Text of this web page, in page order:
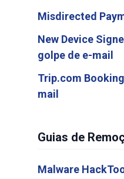
Misdirected
New Device
golpe de e-mail
Trip.com
mail
Guias de
Malware